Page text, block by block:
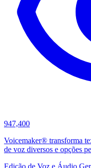
947,400
Voicemaker® transforma
de voz diversos e opções
Edição de Voz e Áudio